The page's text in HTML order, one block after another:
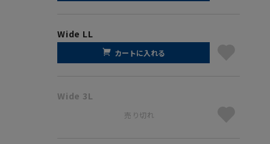
Wide LL
カートに入れる
Wide 3L
売り切れ